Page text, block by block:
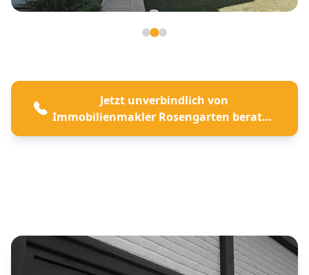
Jetzt unverbindlich von
Immobilienmakler Rosengarten beraten
lassen